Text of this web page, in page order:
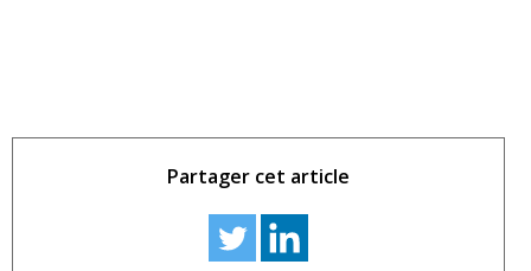
Partager cet article